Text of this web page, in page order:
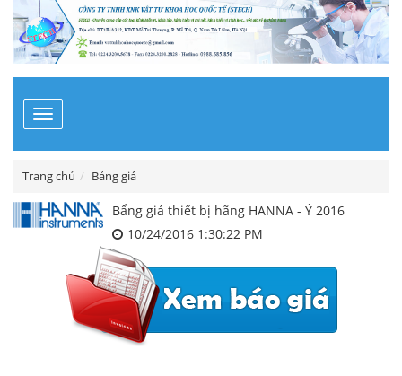
Toggle
navigation
Trang chủ Bảng giá
Bẩng giá thiết bị hãng HANNA - Ý 2016
10/24/2016 1:30:22 PM